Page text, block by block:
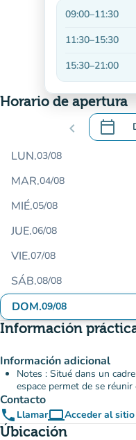
09:00–11:30
11:30–15:30
15:30–21:00
Horario de apertura
chevron_left calendar_today
.Abra
LUN.03/08
MAR.04/08
MIÉ.05/08
JUE.06/08
VIE.07/08
SÁB.08/08
DOM.09/08
Información
Información adicional
Notes : Situé dans un
espace permet de se
Contacto
phone LlamarcomputerAcceder al(nueva
Úbicación